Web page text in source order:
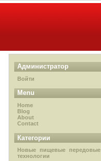
Администратор
Войти
Menu
Home
Blog
About
Contact
Категории
Новые пищевые передовые
технологии